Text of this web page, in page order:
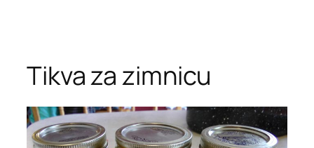
Tikva za zimnicu